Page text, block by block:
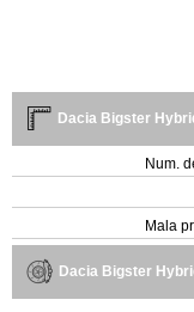
Dacia Bigster
Num.
Mala
Dacia Bigster